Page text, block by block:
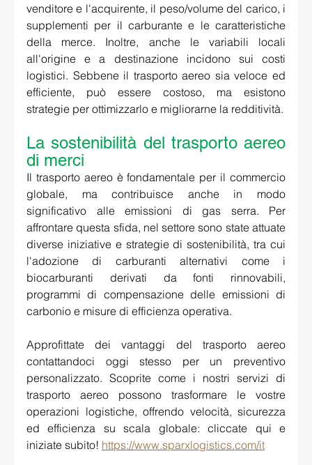
venditore e l'acquirente, il peso/volume del carico, i
supplementi per il carburante e le caratteristiche
della merce. Inoltre, anche le variabili locali
all'origine e a destinazione incidono sui costi
logistici. Sebbene il trasporto aereo sia veloce ed
efficiente, può essere costoso, ma esistono
La sostenibilità del trasporto aereo
di merci
Il trasporto aereo è fondamentale per il commercio
globale, ma contribuisce anche in modo
significativo alle emissioni di gas serra. Per
affrontare questa sfida, nel settore sono state attuate
diverse iniziative e strategie di sostenibilità, tra cui
l'adozione di carburanti alternativi come i
biocarburanti derivati da fonti rinnovabili,
programmi di compensazione delle emissioni di
carbonio e misure di efficienza operativa.
Approfittate dei vantaggi del trasporto aereo
contattandoci oggi stesso per un preventivo
personalizzato. Scoprite come i nostri servizi di
trasporto aereo possono trasformare le vostre
operazioni logistiche, offrendo velocità, sicurezza
ed efficienza su scala globale: cliccate qui e
iniziate subito! https://www.sparxlogistics.com/it